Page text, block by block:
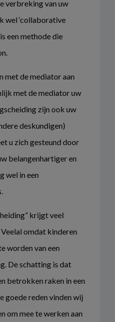
verbreking van uw
wel ‘collaborative
een methode die
met de mediator aan
met de mediator uw
zijn ook uw
deskundigen)
u zich gesteund door
belangenhartiger en
wel in een
krijgt veel
omdat kinderen
worden van een
De schatting is dat
betrokken raken in een
goede reden vinden wij
om mee te werken aan